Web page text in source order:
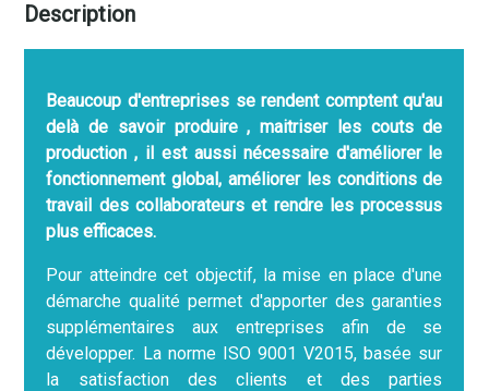
Description
Beaucoup d'entreprises se rendent comptent qu'au
delà de savoir produire , maitriser les couts de
production , il est aussi nécessaire d'améliorer le
fonctionnement global, améliorer les conditions de
travail des collaborateurs et rendre les processus
plus efficaces.
Pour atteindre cet objectif, la mise en place d'une
démarche qualité permet d'apporter des garanties
supplémentaires aux entreprises afin de se
développer. La norme ISO 9001 V2015, basée sur
la satisfaction des clients et des parties